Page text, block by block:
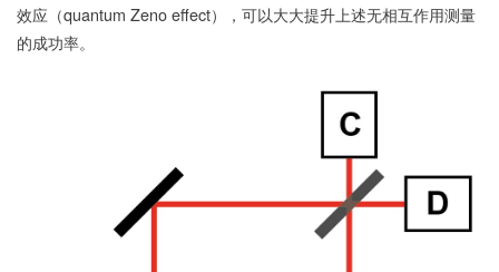
效应（quantum Zeno effect），可以大大提升上述无相互作用测量
的成功率。